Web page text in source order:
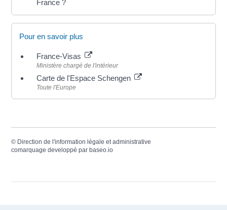
France ?
Pour en savoir plus
France-Visas
Ministère chargé de l'intérieur
Carte de l'Espace Schengen
Toute l'Europe
© Direction de l'information légale et administrative
comarquage developpé par baseo.io